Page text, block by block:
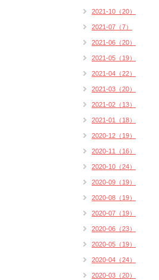
2021-10（20）
2021-07（7）
2021-06（20）
2021-05（19）
2021-04（22）
2021-03（20）
2021-02（13）
2021-01（18）
2020-12（19）
2020-11（16）
2020-10（24）
2020-09（19）
2020-08（19）
2020-07（19）
2020-06（23）
2020-05（19）
2020-04（24）
2020-03（20）